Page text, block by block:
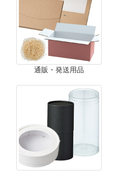
通販・発送用品